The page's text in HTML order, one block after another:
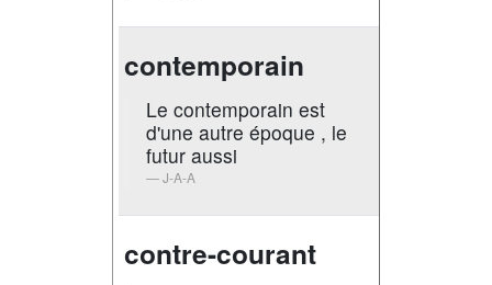
contemporain
Le contemporain est
d'une autre époque , le
futur aussi
J-A-A
contre-courant